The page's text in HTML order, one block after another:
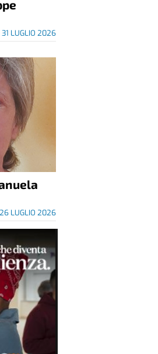
31 LUGLIO 2026
26 LUGLIO 2026